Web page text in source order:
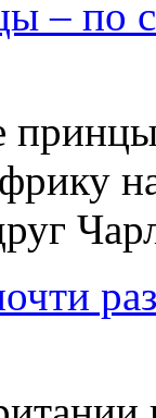
– по